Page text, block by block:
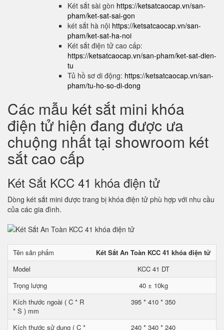
Két sắt sài gòn https://ketsatcaocap.vn/san-
pham/ket-sat-sai-gon
két sắt hà nội https://ketsatcaocap.vn/san-
pham/ket-sat-ha-noi
Két sắt điện tử cao cấp:
https://ketsatcaocap.vn/san-pham/ket-sat-dien-
tu
Tủ hồ sơ di động: https://ketsatcaocap.vn/san-
pham/tu-ho-so-di-dong
Các mẫu két sắt mini khóa
điện tử hiện đang được ưa
chuộng nhất tại showroom két
sắt cao cấp
Két Sắt KCC 41 khóa điện tử
Dòng két sắt mini được trang bị khóa điện tử phù hợp với nhu cầu
của các gia đình.
Tên sản phẩm
Két Sắt An Toàn KCC 41 khóa điện tử
Model
KCC 41 DT
Trọng lượng
40 ± 10kg
Kích thước ngoài ( C * R
* S ) mm
395 * 410 * 350
Kích thước sử dụng ( C *
240 * 340 * 240